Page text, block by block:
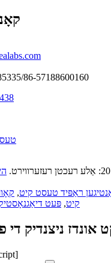
86-57188600160
ראַפּיד טעסט קיט,
קיט, פּעט
אונדז ניצנדיק די